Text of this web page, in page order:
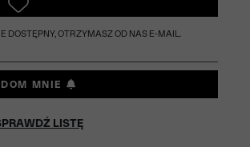
DOSTĘPNY, OTRZYMASZ OD NAS E-MAIL.
MNIE
LISTĘ